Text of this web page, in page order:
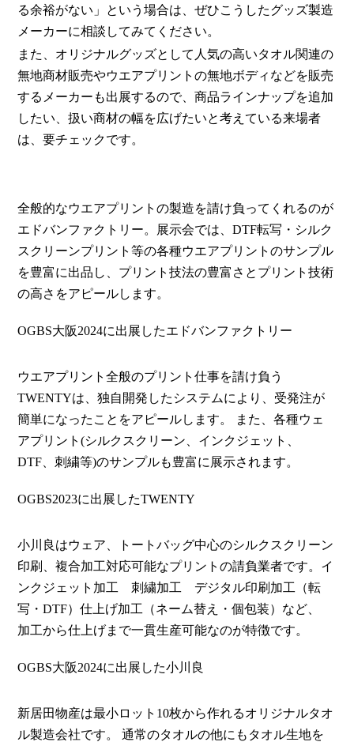
る余裕がない」という場合は、ぜひこうしたグッズ製造
メーカーに相談してみてください。
また、オリジナルグッズとして人気の高いタオル関連の
無地商材販売やウエアプリントの無地ボディなどを販売
するメーカーも出展するので、商品ラインナップを追加
したい、扱い商材の幅を広げたいと考えている来場者
は、要チェックです。
全般的なウエアプリントの製造を請け負ってくれるのが
エドバンファクトリー。展示会では、DTF転写・シルク
スクリーンプリント等の各種ウエアプリントのサンプル
を豊富に出品し、プリント技法の豊富さとプリント技術
の高さをアピールします。
OGBS大阪2024に出展したエドバンファクトリー
ウエアプリント全般のプリント仕事を請け負う
TWENTYは、独自開発したシステムにより、受発注が
簡単になったことをアピールします。 また、各種ウェ
アプリント(シルクスクリーン、インクジェット、
DTF、刺繍等)のサンプルも豊富に展示されます。
OGBS2023に出展したTWENTY
小川良はウェア、トートバッグ中心のシルクスクリーン
印刷、複合加工対応可能なプリントの請負業者です。イ
ンクジェット加工 刺繍加工 デジタル印刷加工（転
写・DTF）仕上げ加工（ネーム替え・個包装）など、
加工から仕上げまで一貫生産可能なのが特徴です。
OGBS大阪2024に出展した小川良
新居田物産は最小ロット10枚から作れるオリジナルタオ
ル製造会社です。 通常のタオルの他にもタオル生地を